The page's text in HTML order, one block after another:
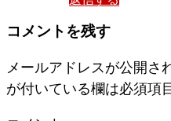
コメントを残す
メールアドレスが公開さ
が付いている欄は必須項